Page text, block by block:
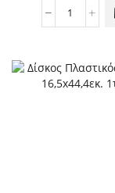
Cake
Paradise
10τεμ.